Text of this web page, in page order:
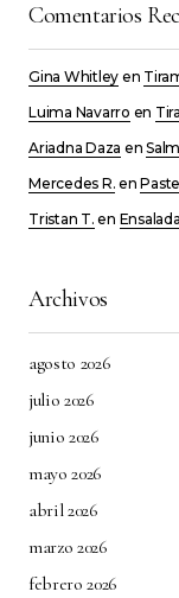
marcados
Comment*
Comentarios
Gina Whitley en
Luima Navarro en
Ariadna Daza en
Mercedes R. en
Tristan T. en
Archivos
agosto 2026
julio 2026
junio 2026
mayo 2026
abril 2026
marzo 2026
febrero 2026